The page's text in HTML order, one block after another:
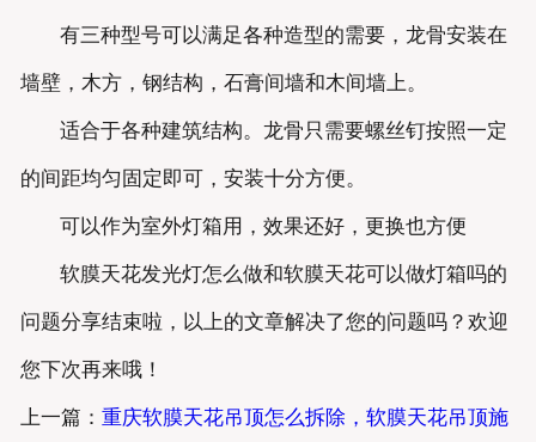
有三种型号可以满足各种造型的需要，龙骨安装在
墙壁，木方，钢结构，石膏间墙和木间墙上。
适合于各种建筑结构。龙骨只需要螺丝钉按照一定
的间距均匀固定即可，安装十分方便。
可以作为室外灯箱用，效果还好，更换也方便
软膜天花发光灯怎么做和软膜天花可以做灯箱吗的
问题分享结束啦，以上的文章解决了您的问题吗？欢迎
您下次再来哦！
上一篇： 重庆软膜天花吊顶怎么拆除，软膜天花吊顶施